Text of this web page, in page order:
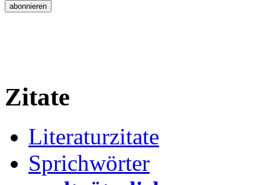
Zitate
Literaturzitate
Sprichwörter